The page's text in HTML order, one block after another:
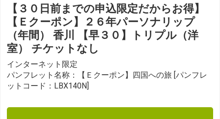
【３０日前までの申込限定だからお得】
【Ｅクーポン】２６年パーソナリップ
（年間） 香川 【早３０】トリプル（洋
室） チケットなし
インターネット限定
パンフレット名称：【Ｅクーポン】四国への旅 [パンフレ
ットコード：LBX140N]